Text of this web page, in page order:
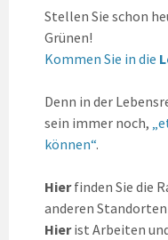
Stellen Sie schon
Grünen!
Kommen Sie in die
Denn in der
sein immer noch,
können“.
Hierfinden Sie die
anderen
Hierist Arbeiten